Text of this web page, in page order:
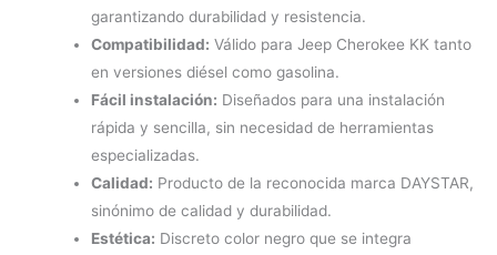
garantizando durabilidad y resistencia.
Compatibilidad: Válido para Jeep Cherokee KK tanto
en versiones diésel como gasolina.
Fácil instalación: Diseñados para una instalación
rápida y sencilla, sin necesidad de herramientas
especializadas.
Calidad: Producto de la reconocida marca DAYSTAR,
sinónimo de calidad y durabilidad.
Estética: Discreto color negro que se integra